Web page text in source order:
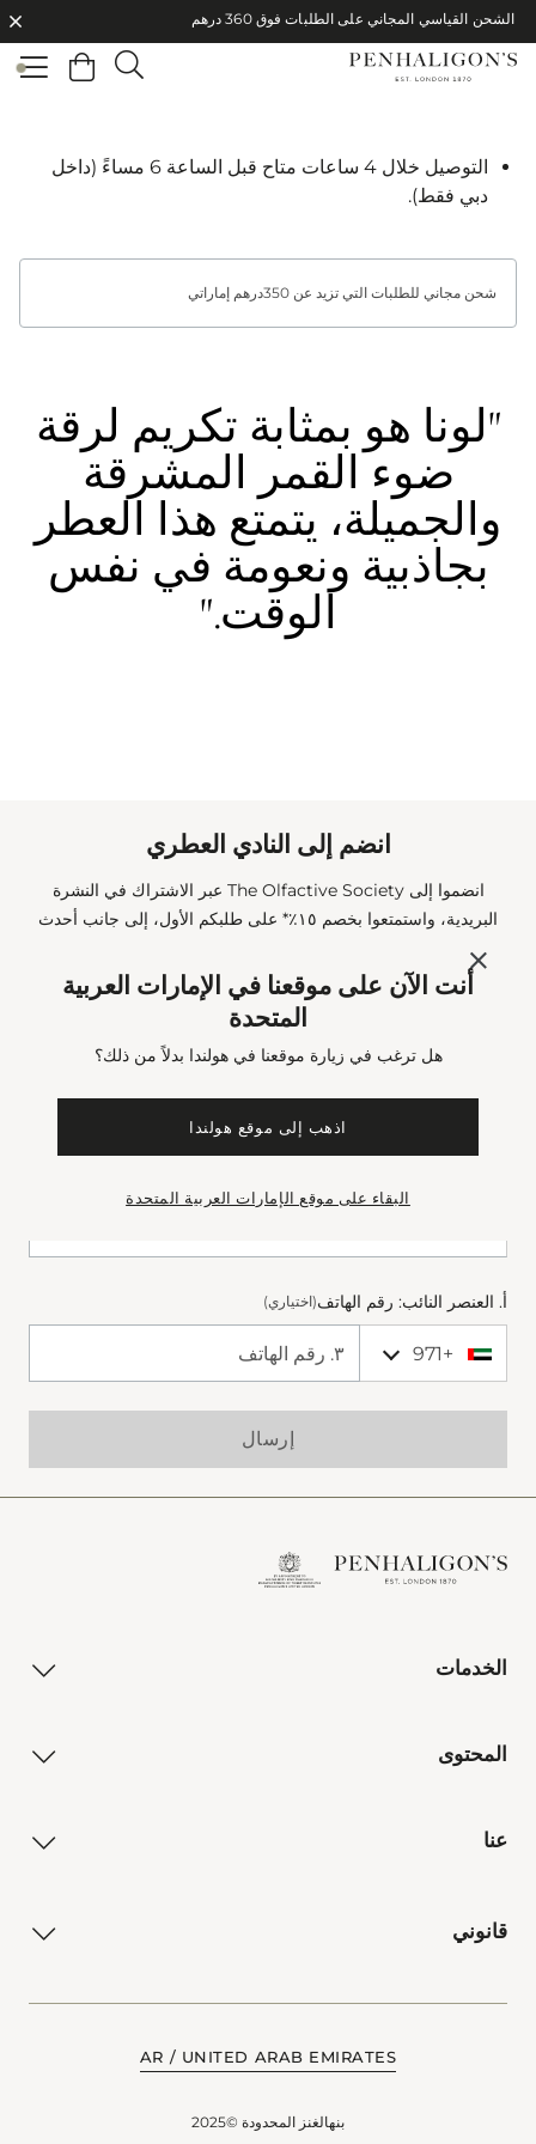
الشحن القياسي المجاني على الطلبات فوق 360 درهم
الشحن القياسي المجاني على الطلبات فوق 360 درهم
التوصيل خلال 4 ساعات متاح قبل الساعة 6 مساءً (داخل
دبي فقط).
شحن مجاني للطلبات التي تزيد عن 350درهم إماراتي
"لونا هو بمثابة تكريم لرقة
ضوء القمر المشرقة
والجميلة، يتمتع هذا العطر
بجاذبية ونعومة في نفس
الوقت."
انضم إلى النادي العطري
انضموا إلى The Olfactive Society عبر الاشتراك في النشرة
البريدية، واستمتعوا بخصم ١٥٪* على طلبكم الأول، إلى جانب أحدث
الأخبار والعروض والهدايا المعطّرة مباشرة إلى بريدكم الإلكتروني.
*تُطبّق الشروط والأحكام. الذوق الاستثنائي لا يمر دون أن يلاحظه أحد،
كما تعلم...
بنهاليغونز بشأن إطلاق المنتجات الجديدة والعروض الحصرية
والمكافآت وتفاصيل الفعاليات،
وفقًا للأحكام والشروط
أ. العنصر النائب: رقم الهاتف(اختياري)
+971
+971 United Arab Emirates (‫الإمارات العربية المتحدة‬‎)
Phone Number
إرسال
الخدمات
المحتوى
عنا
قانوني
UNITED ARAB EMIRATES
AR
بنهالغنز المحدودة ©2025
أنت الآن على موقعنا في الإمارات العربية
المتحدة
هل ترغب في زيارة موقعنا في هولندا بدلاً من ذلك؟
اذهب إلى موقع هولندا
البقاء على موقع الإمارات العربية المتحدة